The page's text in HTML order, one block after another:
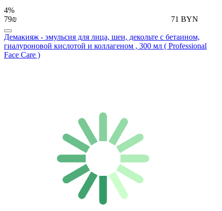
4%
79₪
71 BYN
Демакияж - эмульсия для лица, шеи, декольте с бетаином,
гиалуроновой кислотой и коллагеном , 300 мл ( Professional
Face Care )